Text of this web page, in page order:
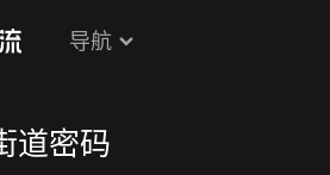
导航
道密码